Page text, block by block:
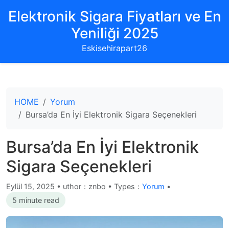
Elektronik Sigara Fiyatları ve En
Yeniliği 2025
Eskisehirapart26
HOME
Yorum
Bursa’da En İyi Elektronik Sigara Seçenekleri
Bursa’da En İyi Elektronik
Sigara Seçenekleri
Eylül 15, 2025 • uthor：znbo • Types： Yorum •
5 minute read